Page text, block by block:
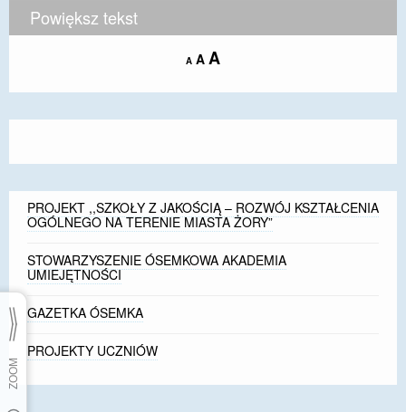
Powiększ tekst
A Decrease
size.
A Reset
size.
AIncrease
size.
PROJEKT ,,SZKOŁY Z JAKOŚCIĄ – ROZWÓJ KSZTAŁCENIA
OGÓLNEGO NA TERENIE MIASTA ŻORY”
STOWARZYSZENIE ÓSEMKOWA AKADEMIA
UMIEJĘTNOŚCI
GAZETKA ÓSEMKA
PROJEKTY UCZNIÓW